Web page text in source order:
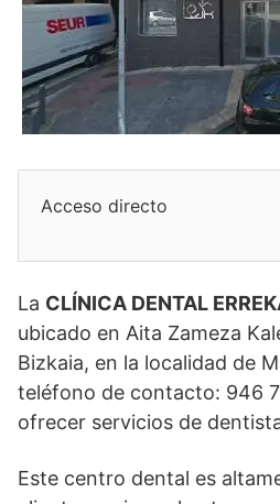
Acceso directo
La CLÍNICA DENTAL
ubicado en Aita Zameza
Bizkaia, en la localidad de
teléfono de contacto: 946
ofrecer servicios de
Este centro dental es